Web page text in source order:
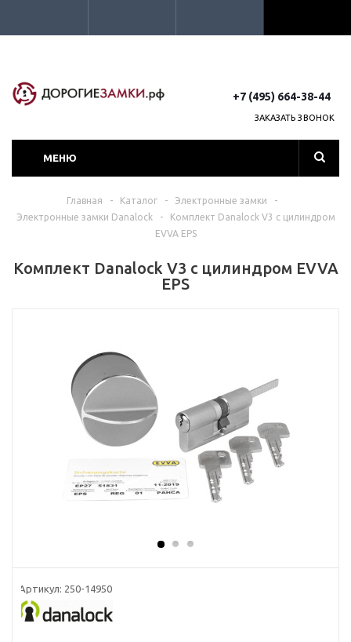
+7 (495) 664-38-44
ЗАКАЗАТЬ ЗВОНОК
МЕНЮ
Главная - Каталог - Электронные замки
-
Электронные замки Danalock
-
Комплект Danalock V3 с цилиндром
EVVA EPS
Комплект Danalock V3 с цилиндром EVVA
EPS
Артикул: 250-14950